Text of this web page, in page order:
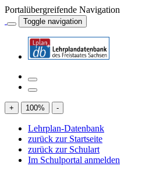
Portalübergreifende Navigation
Toggle navigation
+ 100% -
Lehrplan-Datenbank
zurück zur Startseite
zurück zur Schulart
Im Schulportal anmelden